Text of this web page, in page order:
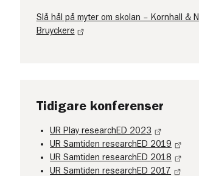
Slå hål på myter om skolan – Kornhall &
Bruyckere
Tidigare konferenser
UR Play researchED 2023
UR Samtiden researchED 2019
UR Samtiden researchED 2018
UR Samtiden researchED 2017